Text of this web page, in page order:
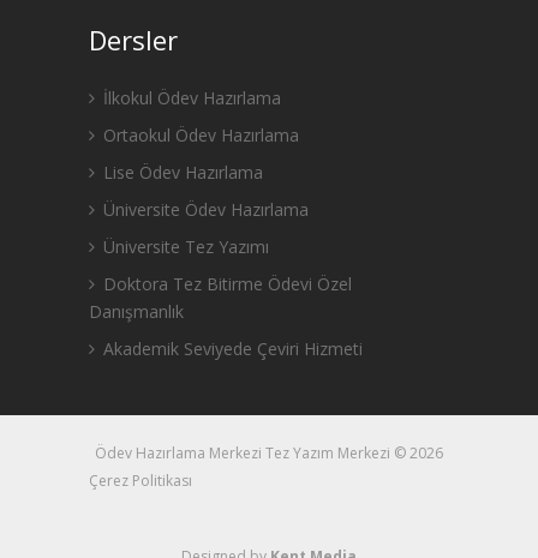
Dersler
İlkokul Ödev Hazırlama
Ortaokul Ödev Hazırlama
Lise Ödev Hazırlama
Üniversite Ödev Hazırlama
Üniversite Tez Yazımı
Doktora Tez Bitirme Ödevi Özel
Danışmanlık
Akademik Seviyede Çeviri Hizmeti
Ödev Hazırlama Merkezi Tez Yazım Merkezi © 2026
Çerez Politikası